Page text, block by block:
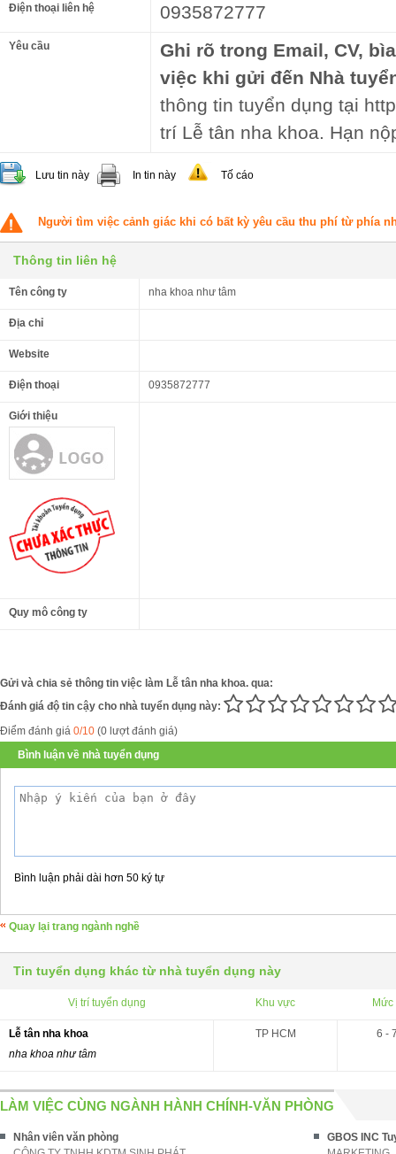
Điện thoại liên hệ 0935872777
Yêu cầu
Ghi rõ trong Email, CV,
việc khi gửi đến Nhà
thông tin tuyển dụng tại
trí Lễ tân nha khoa. Hạn
Lưu tin này In tin này Tố cáo
Người tìm việc cảnh giác khi có bất kỳ yêu cầu thu phí từ phía
Thông tin liên hệ
Tên công ty nha khoa như tâm
Địa chỉ
Website
Điện thoại 0935872777
Giới thiệu
Quy mô công ty
Gửi và chia sẻ thông tin việc làm Lễ tân nha khoa. qua:
Đánh giá độ tin cậy cho nhà tuyển dụng này:
Điểm đánh giá 0/10 (0 lượt đánh giá)
Bình luận về nhà tuyển dụng
Bình luận phải dài hơn 50 ký tự
Quay lại trang ngành nghề
Tin tuyển dụng khác từ nhà tuyển dụng này
Vị trí tuyển dụng Khu vực
Lễ tân nha khoa
nha khoa như tâm
TP HCM 6 -
LÀM VIỆC CÙNG NGÀNH HÀNH CHÍNH-VĂN PHÒNG
Nhân viên văn phòng